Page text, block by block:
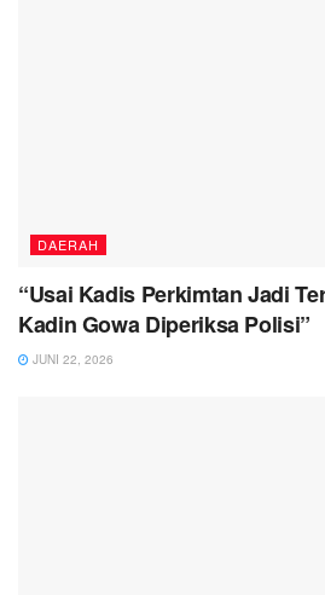
DAERAH
“Usai Kadis Perkimtan Jadi
Kadin Gowa Diperiksa Polisi”
JUNI 22, 2026